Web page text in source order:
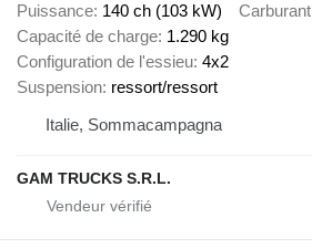
Puissance 140 ch (103 kW) Carburant
Capacité de charge 1.290 kg
Configuration de l'essieu 4x2
Suspension ressort/ressort
Italie, Sommacampagna
GAM TRUCKS S.R.L.